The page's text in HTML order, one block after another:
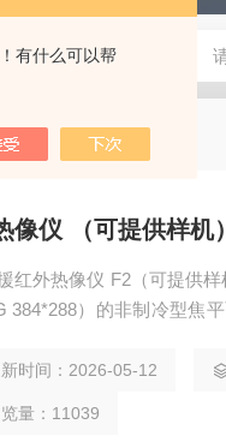
有什么可以帮
蒸发仪多样品平行蒸发仪
像仪 （可提供样机）
红外热像仪 F2（可提供
火场环境中的搜索救援工作
时间：2026-05-12
量：11039